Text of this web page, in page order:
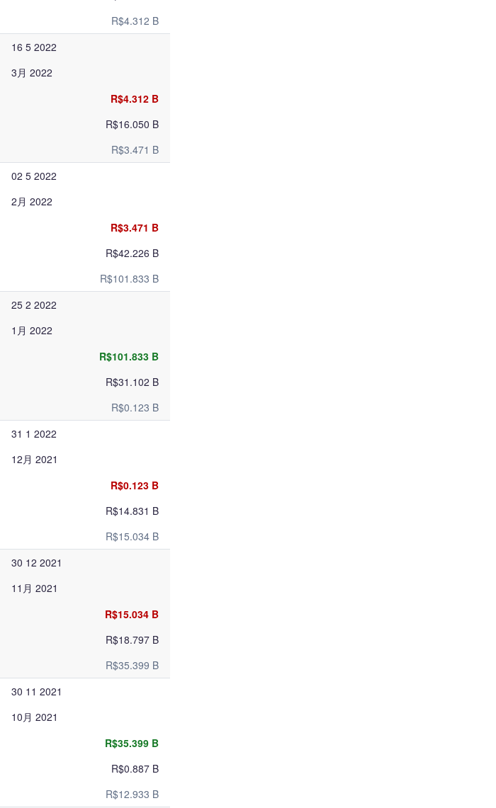
R$4.312 B
16 5 2022
3月 2022
R$4.312 B
R$16.050 B
R$3.471 B
02 5 2022
2月 2022
R$3.471 B
R$42.226 B
R$101.833 B
25 2 2022
1月 2022
R$101.833 B
R$31.102 B
R$0.123 B
31 1 2022
12月 2021
R$0.123 B
R$14.831 B
R$15.034 B
30 12 2021
11月 2021
R$15.034 B
R$18.797 B
R$35.399 B
30 11 2021
10月 2021
R$35.399 B
R$0.887 B
R$12.933 B